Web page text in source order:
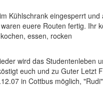
Kühlschrank eingesperrt
euere Routen fertig. Ihr
essen, rocken
wird das Studentenleben
euch und zu Guter Letzt
in Cottbus möglich,